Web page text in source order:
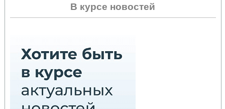
В курсе новостей